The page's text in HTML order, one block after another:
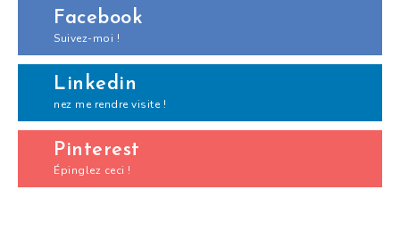
Facebook
Suivez-moi !
Linkedin
nez me rendre visite !
Pinterest
Épinglez ceci !